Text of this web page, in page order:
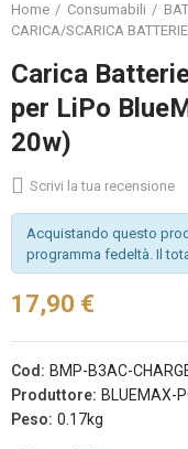
Home Consumabili
CARICA/SCARICA BATTERIE
Carica
per LiPo
20w)
Scrivi la tua recensione
Acquistando questo
programma fedeltà. Il
17,90 €
Cod: BMP-B3AC-
Produttore: BLUEMAX-
Peso: 0.17kg